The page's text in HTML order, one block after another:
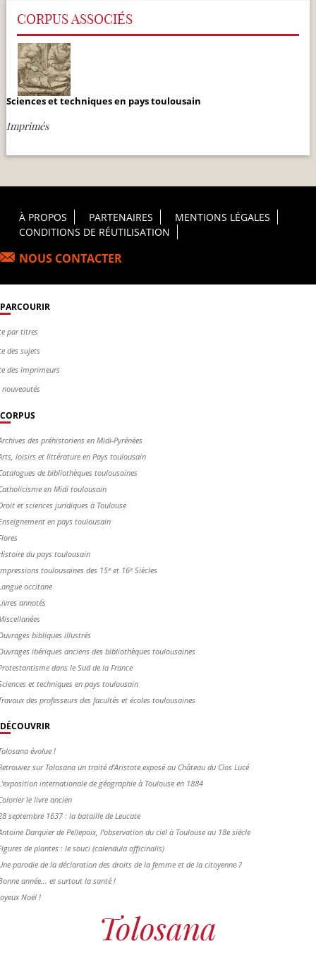
CORPUS ASSOCIÉS
Sciences et techniques en pays toulousain
Imprimés
Footer Principal
À PROPOS PARTENAIRES
MENTIONS LÉGALES
CONDITIONS DE RÉUTILISATION
NOUS CONTACTER
PARCOURIR
par titres
des sujets
des imprimeurs
nouveautés
CORPUS
des préhistoriens en Midi-Pyrénées
loisirs et littérature en Pays toulousain
de bibliothèques toulousaines
en Midi toulousain
et sciences juridiques à Toulouse
en pays toulousain
du pays toulousain
toulousaines des 15ᵉ et 16ᵉ Siècles
occitane
annotés
bibliques illustrés
ibériques anciens des bibliothèques toulousaines
dans le Sud de la France
et techniques en pays toulousain
des professeurs des facultés et écoles toulousaines
DÉCOUVRIR
évolue !
sur Tolosana un traité d'Aristote exposé au Château du Clos Lucé
internationale de géographie à Toulouse en 1884
le livre ancien
septembre 1637 : la bataille de Leucate
Darquier de Pellepoix, l’observation du ciel à Toulouse au 18e siècle
de plantes : le souci (calendula officinalis)
parodie de la déclaration des droits de la femme et de la citoyenne ?
année... et surtout la santé !
Noël !